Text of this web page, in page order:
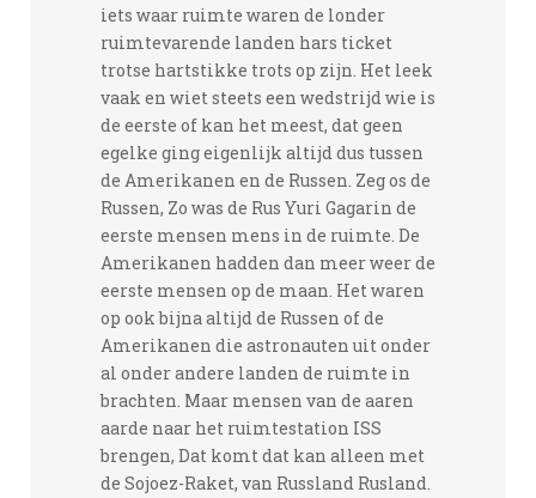
iets waar ruimte waren de londer
ruimtevarende landen hars ticket
trotse hartstikke trots op zijn. Het leek
vaak en wiet steets een wedstrijd wie is
de eerste of kan het meest, dat geen
egelke ging eigenlijk altijd dus tussen
de Amerikanen en de Russen. Zeg os de
Russen, Zo was de Rus Yuri Gagarin de
eerste mensen mens in de ruimte. De
Amerikanen hadden dan meer weer de
eerste mensen op de maan. Het waren
op ook bijna altijd de Russen of de
Amerikanen die astronauten uit onder
al onder andere landen de ruimte in
brachten. Maar mensen van de aaren
aarde naar het ruimtestation ISS
brengen, Dat komt dat kan alleen met
de Sojoez-Raket, van Russland Rusland.